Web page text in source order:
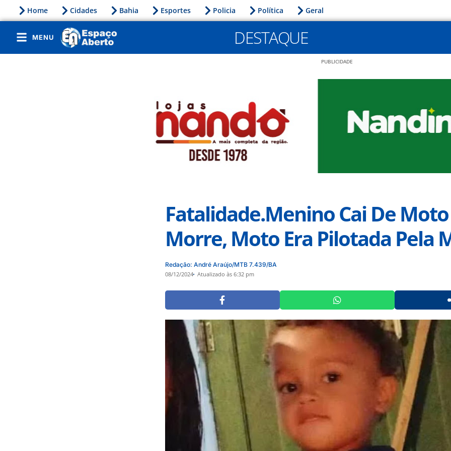
Home Cidades Bahia Esportes Policia Política Geral
MENU DESTAQUE
PUBLICIDADE
Fatalidade.Menino Cai De Moto
Morre, Moto Era Pilotada Pela
Redação: André Araújo/MTB 7.439/BA
08/12/2024 Atualizado às 6:32 pm